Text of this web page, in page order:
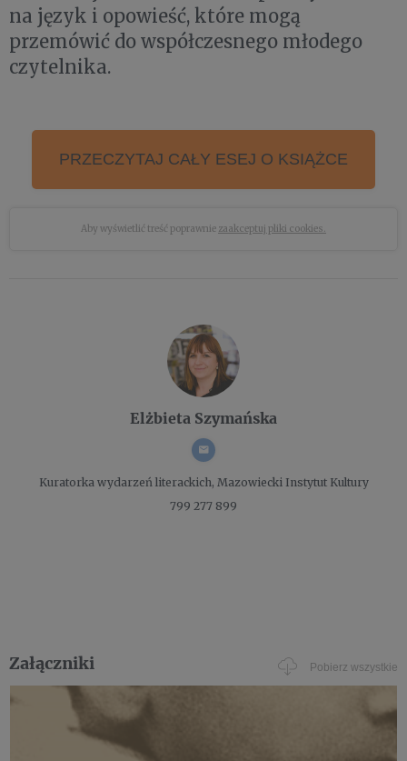
na język i opowieść, które mogą
przemówić do współczesnego młodego
czytelnika.
PRZECZYTAJ CAŁY ESEJ O KSIĄŻCE
Aby wyświetlić treść poprawnie zaakceptuj pliki cookies.
Elżbieta Szymańska
Kuratorka wydarzeń literackich, Mazowiecki Instytut Kultury
799 277 899
Załączniki Pobierz wszystkie